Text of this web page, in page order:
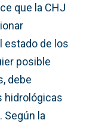
que la CHJ
estado de los
posible
debe
hidrológicas
Según la